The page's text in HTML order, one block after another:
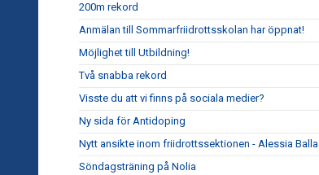
200m rekord
Anmälan till Sommarfriidrottsskolan har öppnat!
Möjlighet till Utbildning!
Två snabba rekord
Visste du att vi finns på sociala medier?
Ny sida för Antidoping
Nytt ansikte inom friidrottssektionen - Alessia Balla
Söndagsträning på Nolia